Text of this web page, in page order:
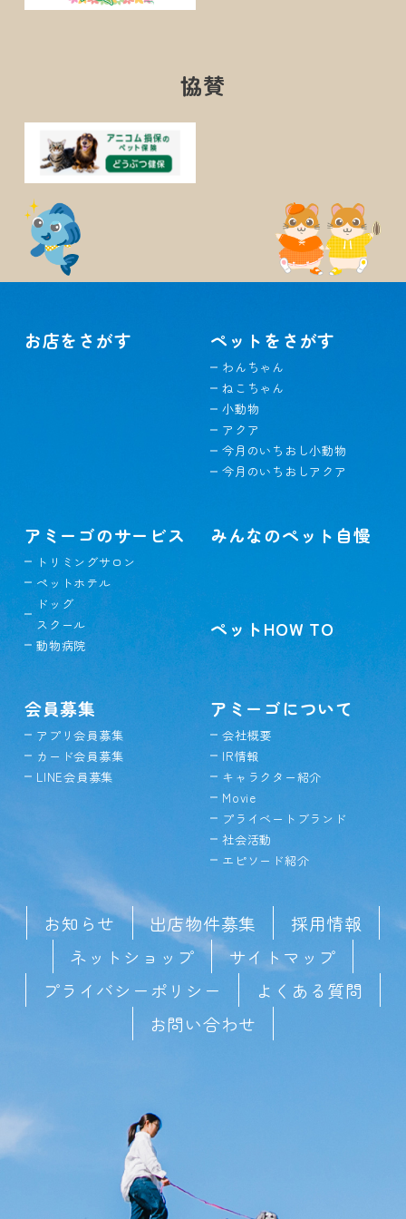
協賛
お店をさがす ペットをさがす
わんちゃん
ねこちゃん
小動物
アクア
今月のいちおし小動物
今月のいちおしアクア
アミーゴのサービス
トリミングサロン
ペットホテル
ドッグ
スクール
動物病院
みんなのペット自慢
ペットHOW TO
会員募集
アプリ会員募集
カード会員募集
LINE会員募集
アミーゴについて
会社概要
IR情報
キャラクター紹介
Movie
プライベートブランド
社会活動
エピソード紹介
お知らせ 出店物件募集
採用情報
ネットショップ
サイトマップ
プライバシーポリシー
よくある質問
お問い合わせ